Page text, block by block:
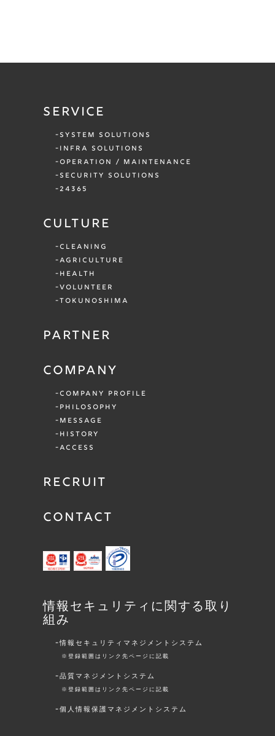
SERVICE
SYSTEM SOLUTIONS
INFRA SOLUTIONS
OPERATION / MAINTENANCE
SECURITY SOLUTIONS
24365
CULTURE
CLEANING
AGRICULTURE
HEALTH
VOLUNTEER
TOKUNOSHIMA
PARTNER
COMPANY
COMPANY PROFILE
PHILOSOPHY
MESSAGE
HISTORY
ACCESS
RECRUIT
CONTACT
情報セキュリティに関する取り
組み
情報セキュリティマネジメントシステム
※登録範囲はリンク先ページに記載
品質マネジメントシステム
※登録範囲はリンク先ページに記載
個人情報保護マネジメントシステム